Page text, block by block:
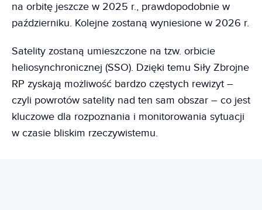
na orbitę jeszcze w 2025 r., prawdopodobnie w
październiku. Kolejne zostaną wyniesione w 2026 r.
Satelity zostaną umieszczone na tzw. orbicie
heliosynchronicznej (SSO). Dzięki temu Siły Zbrojne
RP zyskają możliwość bardzo częstych rewizyt –
czyli powrotów satelity nad ten sam obszar – co jest
kluczowe dla rozpoznania i monitorowania sytuacji
w czasie bliskim rzeczywistemu.